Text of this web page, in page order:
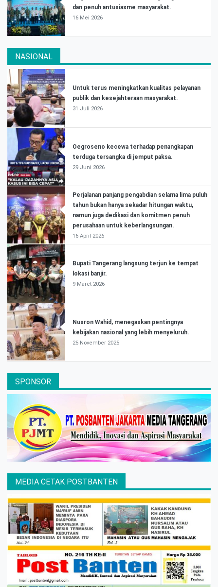
dan penuh antusiasme masyarakat.
16 Mei 2026
NASIONAL
Untuk terus meningkatkan kualitas pelayanan
publik dan kesejahteraan masyarakat.
31 Juli 2026
Oegroseno kecewa terhadap penangkapan
terduga tersangka di jemput paksa.
29 Juni 2026
Perjalanan panjang pengabdian selama lima puluh
tahun bukan hanya sekadar hitungan waktu,
namun juga dedikasi dan komitmen penuh
perusahaan untuk keberlangsungan.
16 April 2026
Bupati Tangerang langsung terjun ke tempat
lokasi banjir.
9 Maret 2026
Nusron Wahid, menegaskan pentingnya
kebijakan nasional yang lebih menyeluruh.
25 November 2025
SPONSOR
MEDIA CETAK POSTBANTEN